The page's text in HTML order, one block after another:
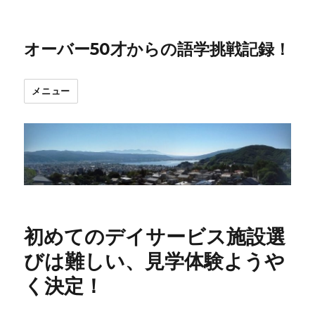
オーバー50才からの語学挑戦記録！
メニュー
初めてのデイサービス施設選
びは難しい、見学体験ようや
く決定！